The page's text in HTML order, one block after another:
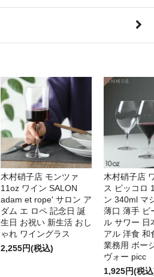
木村硝子店 モンツァ
11oz ワイン SALON
adam et rope' サロン ア
ダム エ ロペ 記念日 誕
生日 お祝い 新生活 おし
ゃれ ワイングラス
2,255円(税込)
木村硝子店
ス ピッコロ
ン 340ml マ
薄口 薄手 ビ
ル サワー 日
アル 洋食 和
業務用 ボー
ヴォー picc
1,925円(税